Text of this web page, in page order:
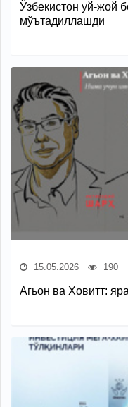
Ўзбекистон уй-жой
мўътадиллашди
15.05.2026 190
Агьон ва Ховитт: